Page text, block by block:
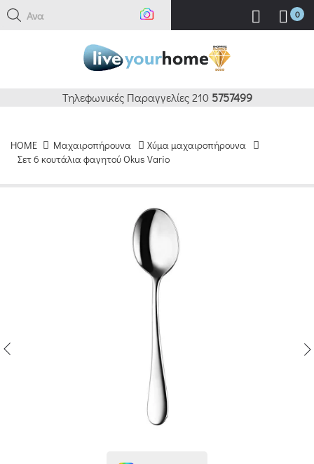
Αναζή 0
Τηλεφωνικές Παραγγελίες 210 5757499
HOME Μαχαιροπήρουνα
Χύμα μαχαιροπήρουνα
Σετ 6 κουτάλια φαγητού Okus Vario